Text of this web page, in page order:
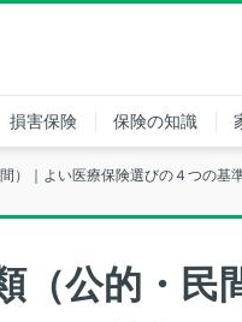
損害保険 保険の知識
）｜よい医療保険選びの４つの基
（公的・民